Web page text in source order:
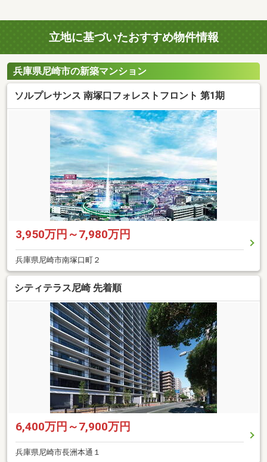
立地に基づいたおすすめ物件情報
兵庫県尼崎市の新築マンション
ソルプレサンス 南塚口フォレストフロント 第1期
3,950万円～7,980万円
兵庫県尼崎市南塚口町２
シティテラス尼崎 先着順
6,400万円～7,900万円
兵庫県尼崎市長洲本通１